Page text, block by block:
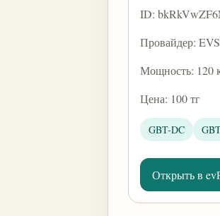
ID:
Провайдер: EVS
Мощность: 120
Цена: 100 тг
GBT-DC
Открыть в